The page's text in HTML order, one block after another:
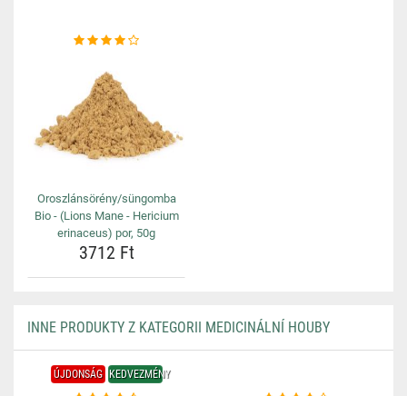
Oroszlánsörény/süngomba
Bio - (Lions Mane - Hericium
erinaceus) por, 50g
3712 Ft
INNE PRODUKTY Z KATEGORII MEDICINÁLNÍ HOUBY
ÚJDONSÁG KEDVEZMÉNY